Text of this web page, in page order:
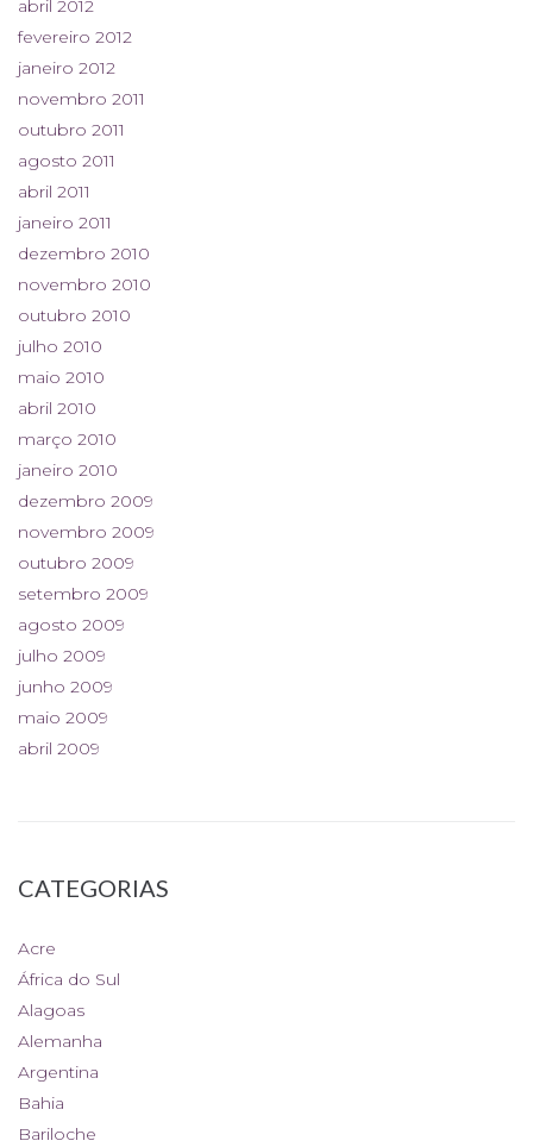
abril 2012
fevereiro 2012
janeiro 2012
novembro 2011
outubro 2011
agosto 2011
abril 2011
janeiro 2011
dezembro 2010
novembro 2010
outubro 2010
julho 2010
maio 2010
abril 2010
março 2010
janeiro 2010
dezembro 2009
novembro 2009
outubro 2009
setembro 2009
agosto 2009
julho 2009
junho 2009
maio 2009
abril 2009
CATEGORIAS
Acre
África do Sul
Alagoas
Alemanha
Argentina
Bahia
Bariloche